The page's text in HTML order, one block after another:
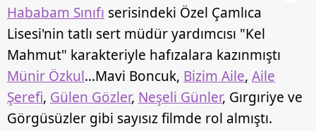
Hababam Sınıfı serisindeki Özel Çamlıca
Lisesi'nin tatlı sert müdür yardımcısı "Kel
Mahmut" karakteriyle hafızalara kazınmıştı
Münir Özkul...Mavi Boncuk, Bizim Aile, Aile
Şerefi, Gülen Gözler, Neşeli Günler, Gırgıriye ve
Görgüsüzler gibi sayısız filmde rol almıştı.